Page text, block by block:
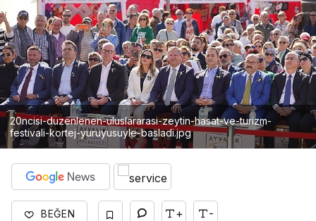
20ncisi-duzenlenen-uluslararasi-zeytin-hasat-ve-turizm-
festivali-kortej-yuruyusuyle-basladi.jpg
BEĞEN + -